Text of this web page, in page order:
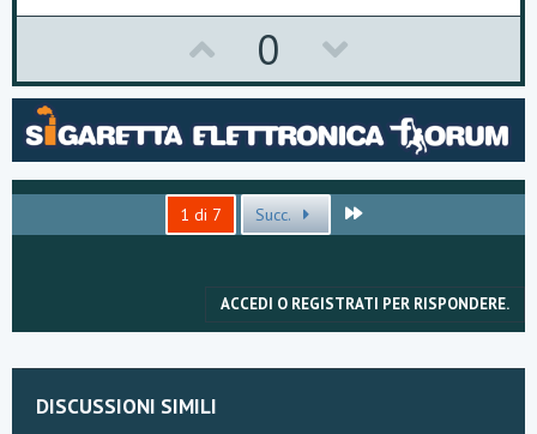
p
v
o
t
e
0
o
w
n
v
o
t
e
1 di 7 Succ.
ACCEDI O REGISTRATI PER RISPONDERE.
DISCUSSIONI SIMILI